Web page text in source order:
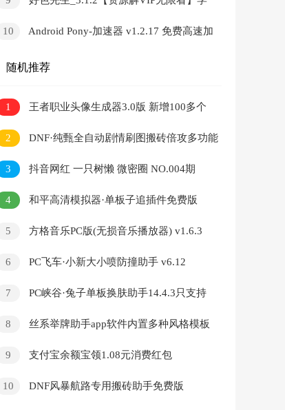
10
Android Pony-加速器 v1.2.17 免费高速加
随机推荐
1
王者职业头像生成器3.0版 新增100多个
头像框
2
DNF·纯甄全自动剧情刷图搬砖倍攻多功能
v7.4
3
抖音网红 一只树懒 微密圈 NO.004期
【21P10V】
4
和平高清模拟器·单板子追插件免费版
5
方格音乐PC版(无损音乐播放器) v1.6.3
6
PC飞车·小新大小喷防撞助手 v6.12
7
PC峡谷·兔子单板换肤助手14.4.3只支持
8
丝系举牌助手app软件内置多种风格模板
9 支付宝余额宝领1.08元消费红包
10 DNF风暴航路专用搬砖助手免费版